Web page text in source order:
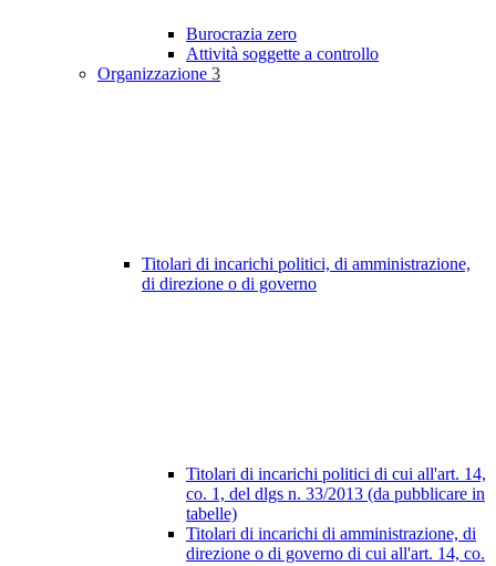
Burocrazia zero
Attività soggette a controllo
Organizzazione 3
Titolari di incarichi politici, di amministrazione,
di direzione o di governo
Titolari di incarichi politici di cui all'art. 14,
co. 1, del dlgs n. 33/2013 (da pubblicare in
tabelle)
Titolari di incarichi di amministrazione, di
direzione o di governo di cui all'art. 14, co.